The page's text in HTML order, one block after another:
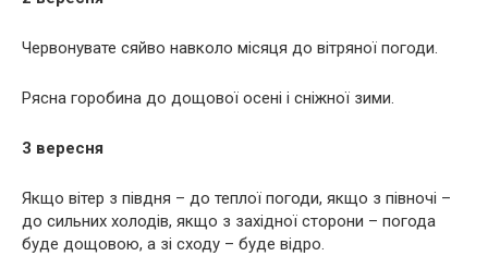
Червонувате сяйво навколо місяця до вітряної погоди.
Рясна горобина до дощової осені і сніжної зими.
3 вересня
Якщо вітер з півдня – до теплої погоди, якщо з півночі –
до сильних холодів, якщо з західної сторони – погода
буде дощовою, а зі сходу – буде відро.